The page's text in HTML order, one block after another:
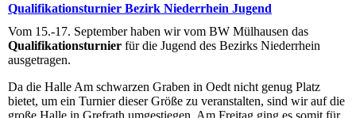
Qualifikationsturnier Bezirk Niederrhein Jugend
Vom 15.-17. September haben wir vom BW Mülhausen das
Qualifikationsturnier für die Jugend des Bezirks Niederrhein
ausgetragen.
Da die Halle Am schwarzen Graben in Oedt nicht genug Platz
bietet, um ein Turnier dieser Größe zu veranstalten, sind wir auf die